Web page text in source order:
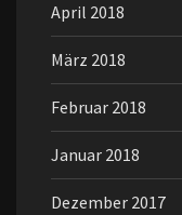
April 2018
März 2018
Februar 2018
Januar 2018
Dezember 2017